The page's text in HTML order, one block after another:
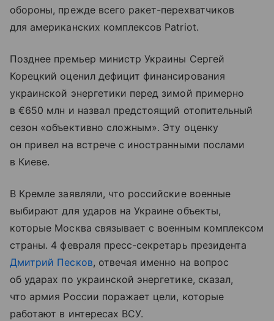
обороны, прежде всего ракет-перехватчиков
для американских комплексов Patriot.
Позднее премьер министр Украины Сергей
Корецкий оценил дефицит финансирования
украинской энергетики перед зимой примерно
в €650 млн и назвал предстоящий отопительный
сезон «объективно сложным». Эту оценку
он привел на встрече с иностранными послами
в Киеве.
В Кремле заявляли, что российские военные
выбирают для ударов на Украине объекты,
которые Москва связывает с военным комплексом
страны. 4 февраля пресс-секретарь президента
Дмитрий Песков, отвечая именно на вопрос
об ударах по украинской энергетике, сказал,
что армия России поражает цели, которые
работают в интересах ВСУ.